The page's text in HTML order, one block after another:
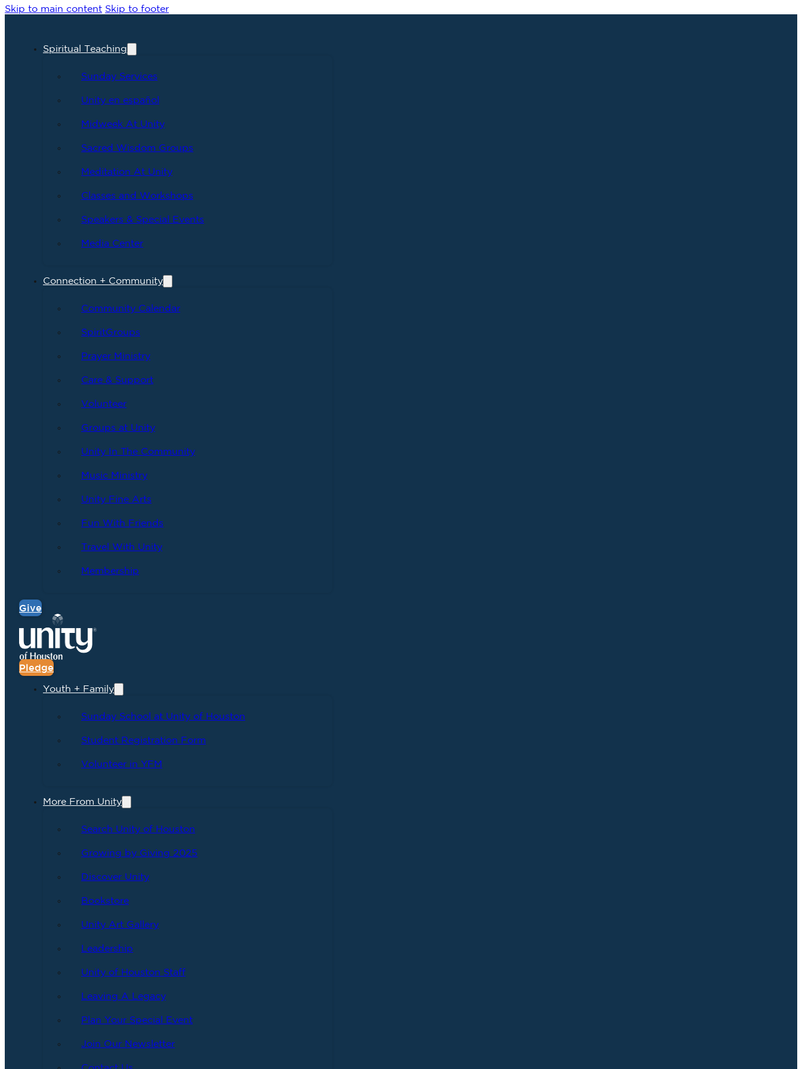
Skip to main content Skip to footer
Spiritual Teaching
Sunday Services
Unity en español
Midweek At Unity
Sacred Wisdom Groups
Meditation At Unity
Classes and Workshops
Speakers & Special Events
Media Center
Connection + Community
Community Calendar
SpiritGroups
Prayer Ministry
Care & Support
Volunteer
Groups at Unity
Unity In The Community
Music Ministry
Unity Fine Arts
Fun With Friends
Travel With Unity
Membership
Give
Pledge
Youth + Family
Sunday School at Unity of Houston
Student Registration Form
Volunteer in YFM
More From Unity
Search Unity of Houston
Growing by Giving 2025
Discover Unity
Bookstore
Unity Art Gallery
Leadership
Unity of Houston Staff
Leaving A Legacy
Plan Your Special Event
Join Our Newsletter